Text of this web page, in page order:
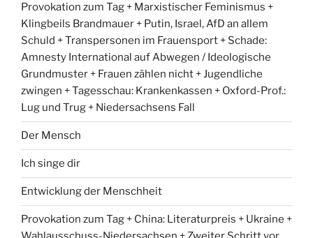
Provokation zum Tag + Marxistischer Feminismus +
Klingbeils Brandmauer + Putin, Israel, AfD an allem
Schuld + Transpersonen im Frauensport + Schade:
Amnesty International auf Abwegen / Ideologische
Grundmuster + Frauen zählen nicht + Jugendliche
zwingen + Tagesschau: Krankenkassen + Oxford-Prof.:
Lug und Trug + Niedersachsens Fall
Der Mensch
Ich singe dir
Entwicklung der Menschheit
Provokation zum Tag + China: Literaturpreis + Ukraine +